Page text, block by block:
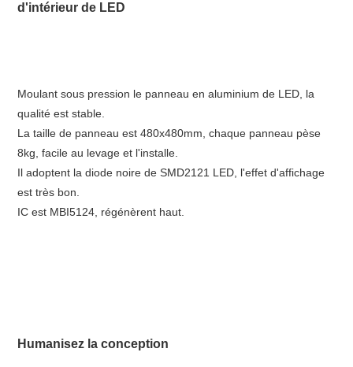
d'intérieur de LED
Moulant sous pression le panneau en aluminium de LED, la
qualité est stable.
La taille de panneau est 480x480mm, chaque panneau pèse
8kg, facile au levage et l'installe.
Il adoptent la diode noire de SMD2121 LED, l'effet d'affichage
est très bon.
IC est MBI5124, régénèrent haut.
Humanisez la conception